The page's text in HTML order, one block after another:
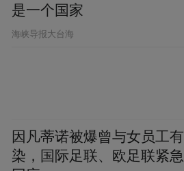
是一个国家
​海峡导报大台海
因凡蒂诺被爆曾与女员工有
染，国际足联、欧足联紧急